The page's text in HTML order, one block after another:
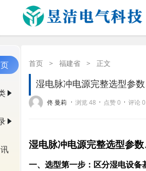
首页 > 福建省 > 正文
湿电脉冲电源完整选型参
佟 曼莉 · 浏览 48 · 点赞 0 · 评论 0
湿电脉冲电源完整选型参
一、选型第一步：区分湿电设备